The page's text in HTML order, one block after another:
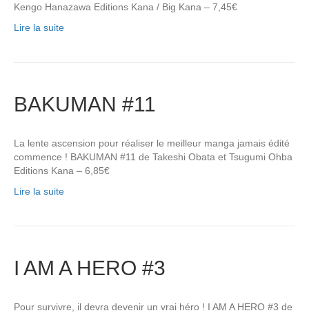
Kengo Hanazawa Editions Kana / Big Kana – 7,45€
Lire la suite
BAKUMAN #11
La lente ascension pour réaliser le meilleur manga jamais édité
commence ! BAKUMAN #11 de Takeshi Obata et Tsugumi Ohba
Editions Kana – 6,85€
Lire la suite
I AM A HERO #3
Pour survivre, il devra devenir un vrai héro ! I AM A HERO #3 de